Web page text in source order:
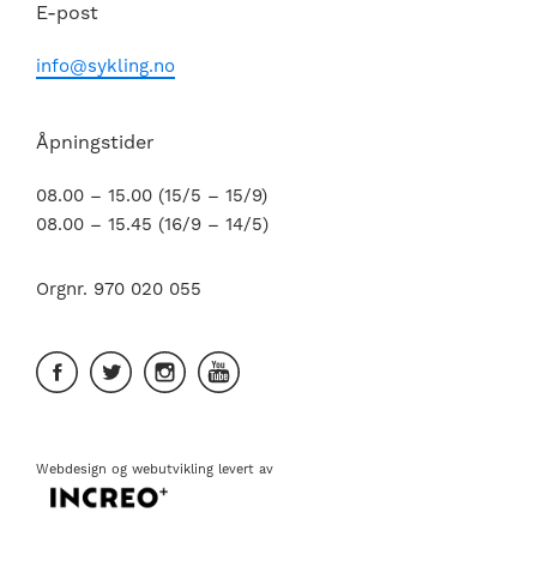
E-post
info@sykling.no
Åpningstider
08.00 – 15.00 (15/5 – 15/9)
08.00 – 15.45 (16/9 – 14/5)
Orgnr. 970 020 055
Webdesign og webutvikling levert av